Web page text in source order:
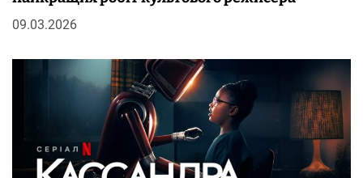
09.03.2026